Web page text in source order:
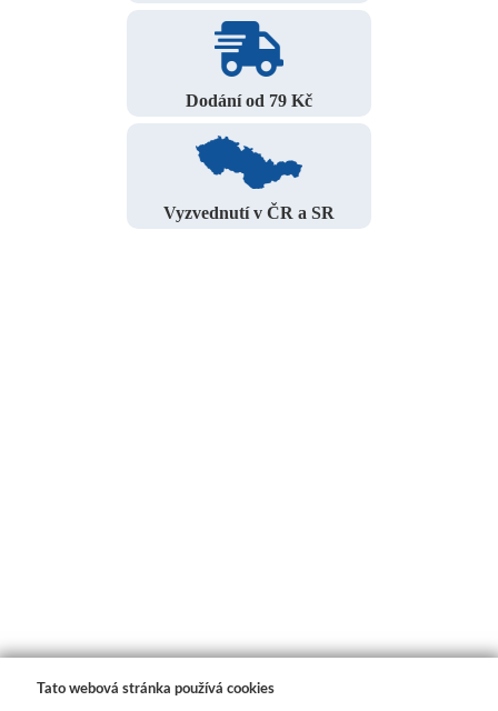
Dodání od 79 Kč
Vyzvednutí v ČR a SR
Tato webová stránka používá cookies